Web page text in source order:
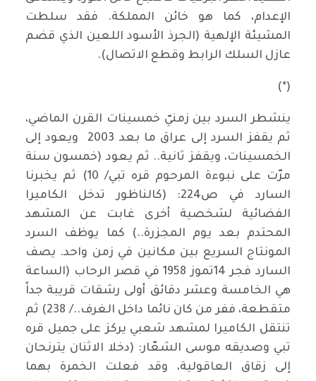
الإعدام، كما هو خائن المملكة. فقد سلطت
المشيئة الإلهية (الجرذ الأسود اللعين الذي قضم
عازل السلك الرابط وقطع الاتصال).
(*)
ينشطر السرد بين زمنيّ خمسينات القرن الماضي،
ثم يقفز السرد إلى عراق ما بعد 2003 ويعود إلى
الخمسينات، ويقفز ثانية.. ثم يعود (خمسون سنة
مرّت على نبوءة المرحوم قره تبي/ 10) ثم يخبرنا
السارد في ص224: (كالناظور تدخل الكاميرا
الفضائية لشخصية أخرى غابت عن المشهد
المحتدم بعد يوم المجزرة..) كما يوظف السرد
المونتاج السريع بين مكانين في زمن واحد. يصف
السارد فجر 14تموز 1958 في قصر الرحاب (الساعة
هي الخامسة وعشر دقائق أولى رشقات قريبة جداً
متقطعة، ففر من كان نائما داخل الغرف../ 238) ثم
تنتقل الكاميرا لمشهد شعبي يركز على جميل قره
تبي وصديقه موسى الشعّار: (دخلا الاثنان يترنحان
إلى زقاق العاقولية، وقد فعلت الخمرة بهما